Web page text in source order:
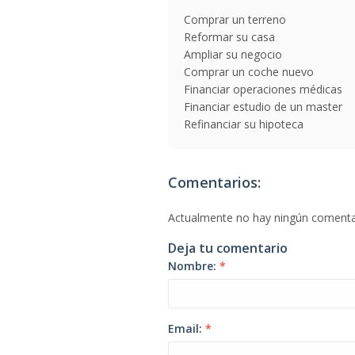
Comprar un terreno
Reformar su casa
Ampliar su negocio
Comprar un coche nuevo
Financiar operaciones médicas
Financiar estudio de un master
Refinanciar su hipoteca
Comentarios:
Actualmente no hay ningún
Deja tu comentario
Nombre: *
Email: *